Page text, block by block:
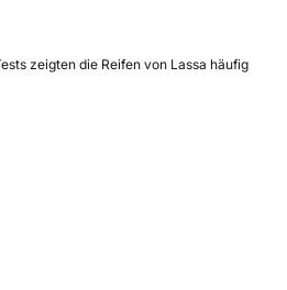
zeigten die Reifen von Lassa häufig